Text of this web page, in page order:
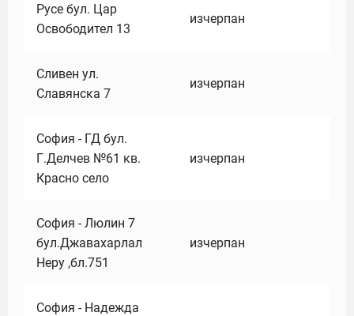
Русе бул. Цар
Освободител 13
изчерпан
Сливен ул.
Славянска 7
изчерпан
София - ГД бул.
Г.Делчев №61 кв.
Красно село
изчерпан
София - Люлин 7
бул.Джавахарлал
Неру ,бл.751
изчерпан
София - Надежда